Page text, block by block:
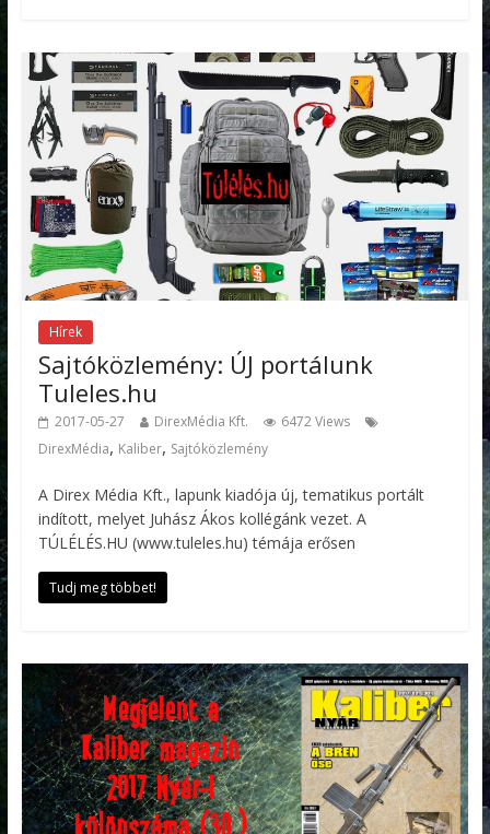
Hírek
Sajtóközlemény: ÚJ portálunk
Tuleles.hu
2017-05-27 DirexMédia Kft.
6472 Views
DirexMédia, Kaliber, Sajtóközlemény
A Direx Média Kft., lapunk kiadója új, tematikus portált
indított, melyet Juhász Ákos kollégánk vezet. A
TÚLÉLÉS.HU (www.tuleles.hu) témája erősen
Tudj meg többet!